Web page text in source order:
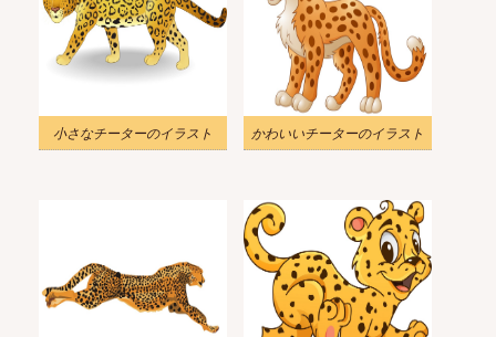
小さなチーターのイラスト かわいいチーターのイラスト